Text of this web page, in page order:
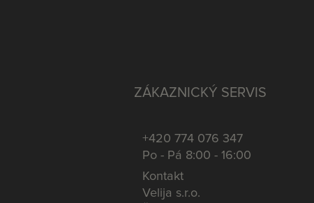
ZÁKAZNICKÝ SERVIS
+420 774 076 347
Po - Pá 8:00 - 16:00
Kontakt
Velija s.r.o.